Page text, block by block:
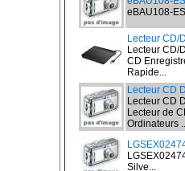
eBAU108-
Lecteur CD/
Lecteur CD/
CD
Rapide...
Lecteur CD
Lecteur CD
Lecteur de
Ordinateurs
Silve...